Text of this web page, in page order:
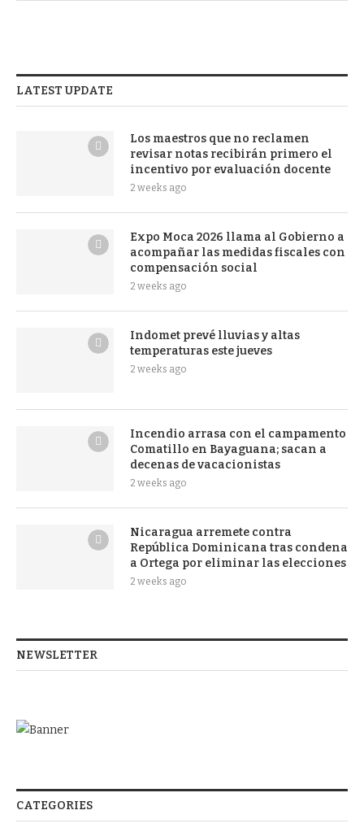
LATEST UPDATE
Los maestros que no reclamen
revisar notas recibirán primero el
incentivo por evaluación docente
2 weeks ago
Expo Moca 2026 llama al Gobierno a
acompañar las medidas fiscales con
compensación social
2 weeks ago
Indomet prevé lluvias y altas
temperaturas este jueves
2 weeks ago
Incendio arrasa con el campamento
Comatillo en Bayaguana; sacan a
decenas de vacacionistas
2 weeks ago
Nicaragua arremete contra
República Dominicana tras condena
a Ortega por eliminar las elecciones
2 weeks ago
NEWSLETTER
CATEGORIES